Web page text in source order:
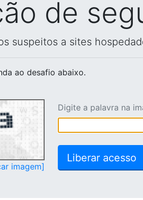
de
suspeitos a sites
ao desafio abaixo.
imagem]
Digite a palavra na